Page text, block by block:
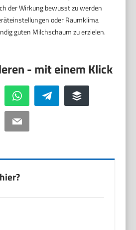
der Wirkung bewusst zu werden
oder Raumklima
guten Milchschaum zu erzielen.
WhatsApp Telegram Buffer
Email